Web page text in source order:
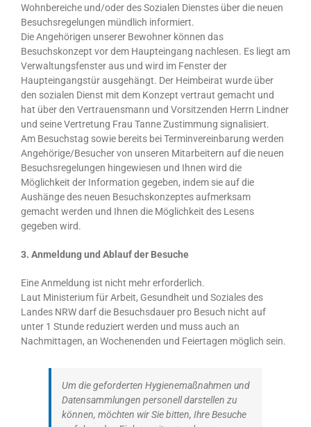
Wohnbereiche und/oder des Sozialen Dienstes über die neuen
Besuchsregelungen mündlich informiert.
Die Angehörigen unserer Bewohner können das
Besuchskonzept vor dem Haupteingang nachlesen. Es liegt am
Verwaltungsfenster aus und wird im Fenster der
Haupteingangstür ausgehängt. Der Heimbeirat wurde über
den sozialen Dienst mit dem Konzept vertraut gemacht und
hat über den Vertrauensmann und Vorsitzenden Herrn Lindner
und seine Vertretung Frau Tanne Zustimmung signalisiert.
Am Besuchstag sowie bereits bei Terminvereinbarung werden
Angehörige/Besucher von unseren Mitarbeitern auf die neuen
Besuchsregelungen hingewiesen und Ihnen wird die
Möglichkeit der Information gegeben, indem sie auf die
Aushänge des neuen Besuchskonzeptes aufmerksam
gemacht werden und Ihnen die Möglichkeit des Lesens
gegeben wird.
3. Anmeldung und Ablauf der Besuche
Eine Anmeldung ist nicht mehr erforderlich.
Laut Ministerium für Arbeit, Gesundheit und Soziales des
Landes NRW darf die Besuchsdauer pro Besuch nicht auf
unter 1 Stunde reduziert werden und muss auch an
Nachmittagen, an Wochenenden und Feiertagen möglich sein.
Um die geforderten Hygienemaßnahmen und
Datensammlungen personell darstellen zu
können, möchten wir Sie bitten, Ihre Besuche